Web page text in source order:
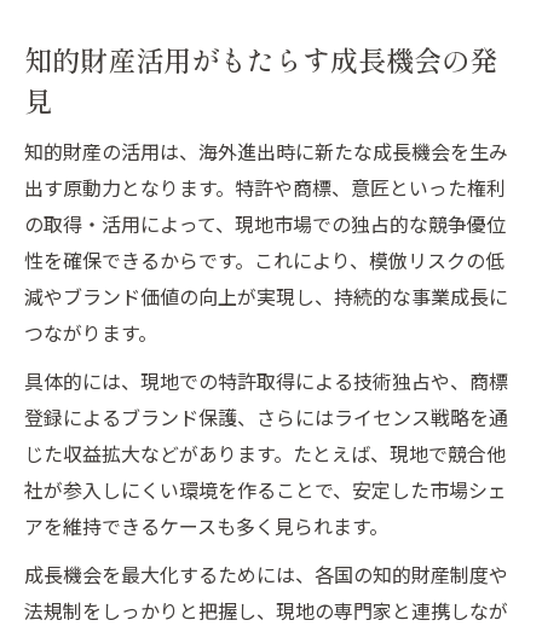
知的財産活用がもたらす成長機会の発
見
知的財産の活用は、海外進出時に新たな成長機会を生み
出す原動力となります。特許や商標、意匠といった権利
の取得・活用によって、現地市場での独占的な競争優位
性を確保できるからです。これにより、模倣リスクの低
減やブランド価値の向上が実現し、持続的な事業成長に
つながります。
具体的には、現地での特許取得による技術独占や、商標
登録によるブランド保護、さらにはライセンス戦略を通
じた収益拡大などがあります。たとえば、現地で競合他
社が参入しにくい環境を作ることで、安定した市場シェ
アを維持できるケースも多く見られます。
成長機会を最大化するためには、各国の知的財産制度や
法規制をしっかりと把握し、現地の専門家と連携しなが